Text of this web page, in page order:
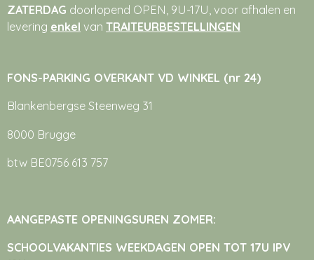
ZATERDAG doorlopend OPEN, 9U-17U, voor afhalen en
levering enkel van TRAITEURBESTELLINGEN
FONS-PARKING OVERKANT VD WINKEL (nr 24)
Blankenbergse Steenweg 31
8000 Brugge
btw BE0756 613 757
AANGEPASTE OPENINGSUREN ZOMER:
SCHOOLVAKANTIES WEEKDAGEN OPEN TOT 17U IPV